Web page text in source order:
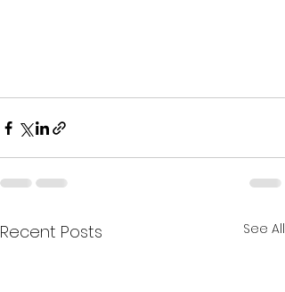
Recent Posts See All